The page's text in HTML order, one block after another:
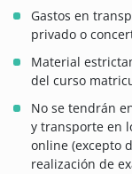
Gastos en
privado o
Material
del curso
No se tendrán
y transporte en
online (excepto
realización de